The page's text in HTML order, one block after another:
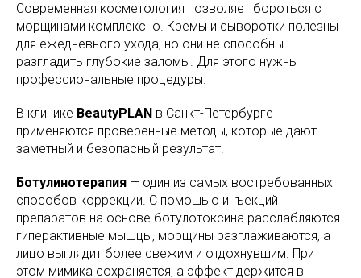
Современная косметология позволяет бороться с
морщинами комплексно. Кремы и сыворотки полезны
для ежедневного ухода, но они не способны
разгладить глубокие заломы. Для этого нужны
профессиональные процедуры.
В клинике BeautyPLAN в Санкт-Петербурге
применяются проверенные методы, которые дают
заметный и безопасный результат.
Ботулинотерапия — один из самых востребованных
способов коррекции. С помощью инъекций
препаратов на основе ботулотоксина расслабляются
гиперактивные мышцы, морщины разглаживаются, а
лицо выглядит более свежим и отдохнувшим. При
этом мимика сохраняется, а эффект держится в